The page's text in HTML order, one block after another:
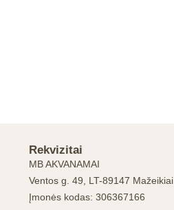
Rekvizitai
MB AKVANAMAI
Ventos g. 49, LT-89147 Mažeikiai
Įmonės kodas: 306367166